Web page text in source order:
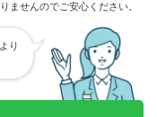
ませんのでご安心ください。
り